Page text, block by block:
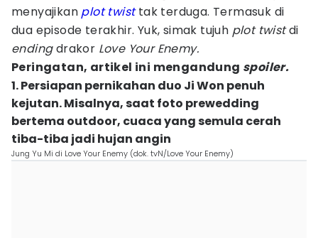
menyajikan plot twisttak terduga. Termasuk di
dua episode terakhir. Yuk, simak tujuh plot twistdi
endingdrakor Love Your Enemy.
Peringatan, artikel ini mengandung spoiler.
1. Persiapan pernikahan duo Ji Won penuh
kejutan. Misalnya, saat foto prewedding
bertema outdoor, cuaca yang semula cerah
tiba-tiba jadi hujan angin
Jung Yu Mi di Love Your Enemy (dok. tvN/Love Your Enemy)